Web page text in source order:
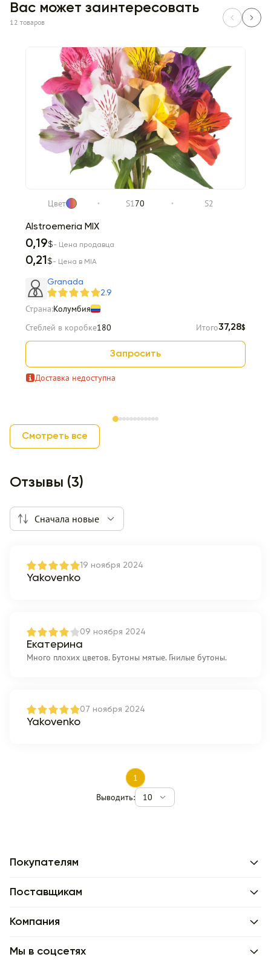
Вас может заинтересовать
12 товаров
Цвет S170 S2
Alstroemeria MIX
0,19$- Цена продавца
0,21$- Цена в MIA
Granada
2.9
Страна:Колумбия
Стеблей в коробке180 Итого37,28$
Запросить
Доставка недоступна
Item 1 of 12
Смотреть все
Отзывы (3)
Сначала новые
19 ноября 2024
Yakovenko
09 ноября 2024
Екатерина
Много плохих цветов. Бутоны мятые. Гнилые бутоны.
07 ноября 2024
Yakovenko
1
Выводить:
10
Покупателям
Поставщикам
Компания
Мы в соцсетях